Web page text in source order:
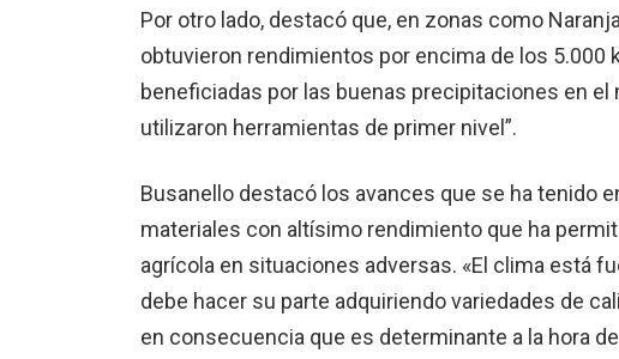
Por otro lado, destacó que, en zonas como
obtuvieron rendimientos por encima de los 5.000
beneficiadas por las buenas precipitaciones en
utilizaron herramientas de primer nivel”.
Busanello destacó los avances que se ha tenido
materiales con altísimo rendimiento que ha
agrícola en situaciones adversas. «El clima está
debe hacer su parte adquiriendo variedades de
en consecuencia que es determinante a la hora